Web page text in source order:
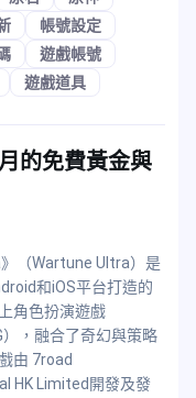
帳號設定
遊戲帳號
遊戲道具
的免費黃金與
（Wartune Ultra）是
和iOS平台打造的
角色扮演遊戲
），融合了奇幻與策略
由 7road
HK Limited開發及發